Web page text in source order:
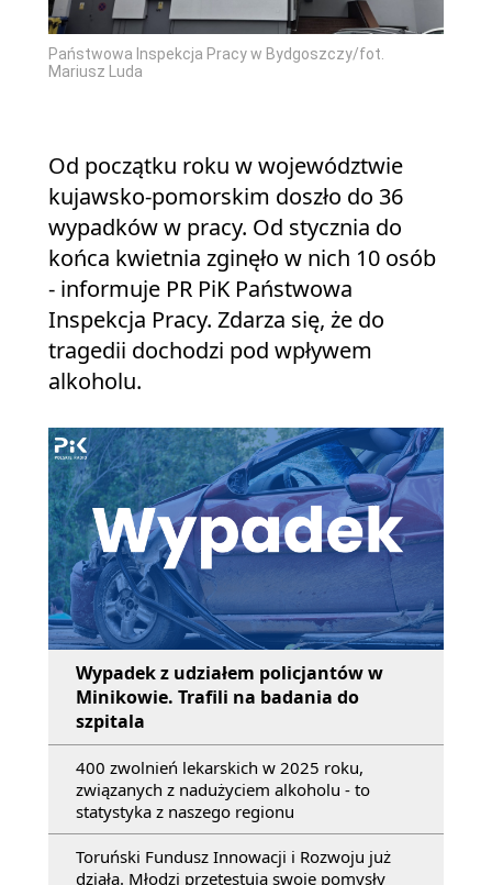
Państwowa Inspekcja Pracy w Bydgoszczy/fot.
Mariusz Luda
Od początku roku w województwie
kujawsko-pomorskim doszło do 36
wypadków w pracy. Od stycznia do
końca kwietnia zginęło w nich 10 osób
- informuje PR PiK Państwowa
Inspekcja Pracy. Zdarza się, że do
tragedii dochodzi pod wpływem
alkoholu.
Wypadek z udziałem policjantów w
Minikowie. Trafili na badania do
szpitala
400 zwolnień lekarskich w 2025 roku,
związanych z nadużyciem alkoholu - to
statystyka z naszego regionu
Toruński Fundusz Innowacji i Rozwoju już
działa. Młodzi przetestują swoje pomysły